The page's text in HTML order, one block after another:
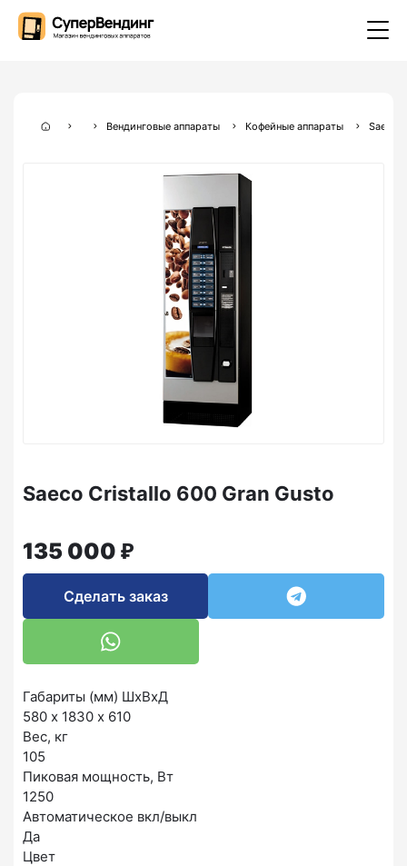
Вендинговые аппараты Кофейные аппараты Saeco
Saeco Cristallo 600 Gran Gusto
135 000 ₽
Сделать заказ
Габариты (мм) ШxВxД
580 х 1830 х 610
Вес, кг
105
Пиковая мощность, Вт
1250
Автоматическое вкл/выкл
Да
Цвет